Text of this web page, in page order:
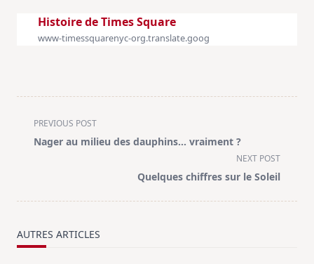
Histoire de Times Square
www-timessquarenyc-org.translate.goog
<span
class="nav-
text">Page</span>
PREVIOUS POST
Nager au milieu des dauphins… vraiment ?
NEXT POST
Quelques chiffres sur le Soleil
AUTRES ARTICLES